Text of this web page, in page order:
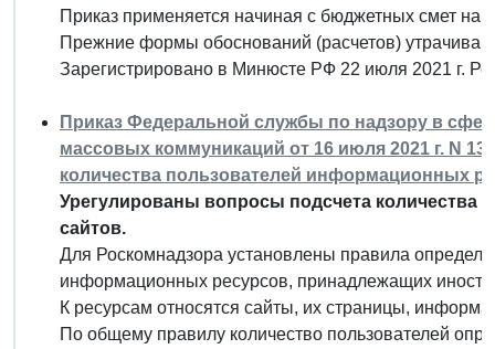
Приказ применяется начиная с бюджетных смет на
Прежние формы обоснований (расчетов)
Зарегистрировано в Минюсте РФ 22 июля 2021 г.
Приказ Федеральной службы по надзору в
массовых коммуникаций от 16 июля 2021 г. N
количества пользователей информационных
Урегулированы вопросы подсчета количества
сайтов.
Для Роскомнадзора установлены правила
информационных ресурсов, принадлежащих
К ресурсам относятся сайты, их страницы,
По общему правилу количество пользователей